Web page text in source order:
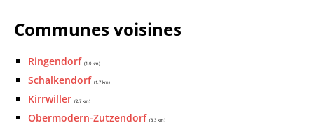
Communes voisines
Ringendorf (1.0 km)
Schalkendorf (1.7 km)
Kirrwiller (2.7 km)
Obermodern-Zutzendorf (3.3 km)